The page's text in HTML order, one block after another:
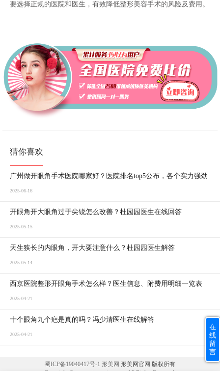
要选择正规的医院和医生，有效降低整形美容手术的风险及费用。
猜你喜欢
广州做开眼角手术医院哪家好？医院排名top5公布，各个实力强劲
2025-06-16
开眼角开大眼角过于尖锐怎么改善？杜园园医生在线回答
2025-05-15
天生狭长的内眼角，开大要注意什么？杜园园医生解答
2025-05-14
西京医院整形开眼角手术怎么样？医生信息、附费用明细一览表
2025-04-21
十个眼角九个疤是真的吗？冯少清医生在线解答
2025-04-21
在
线
留
言
蜀ICP备19040417号-1 形美网 形美网官网 版权所有